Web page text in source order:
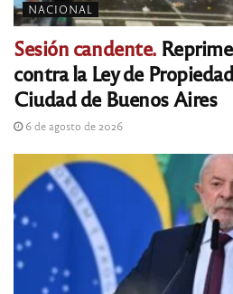
NACIONAL
Sesión candente.
contra la Ley de
Ciudad de Buenos Aires
6 de agosto de 2026